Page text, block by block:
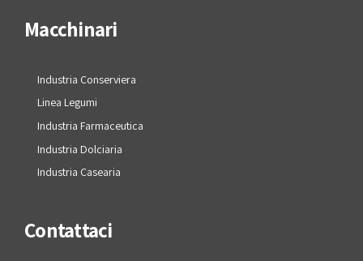
Macchinari
Industria Conserviera
Linea Legumi
Industria Farmaceutica
Industria Dolciaria
Industria Casearia
Contattaci